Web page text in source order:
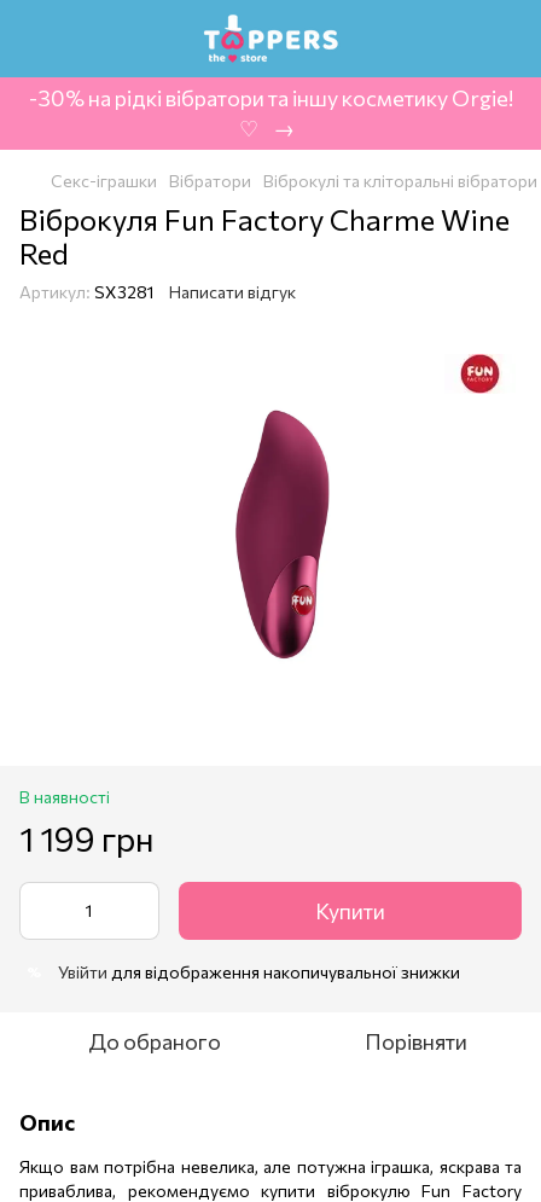
-30% на рідкі вібратори та іншу косметику Orgie!
‍ ♡ ‍ → ‍
Секс-іграшки Вібратори Віброкулі та кліторальні вібратори
Віброкуля Fun Factory Charme Wine
Red
Артикул: SX3281 Написати відгук
В наявності
1 199 грн
Купити
Увійти для відображення накопичувальної знижки
До обраного Порівняти
Опис
Якщо вам потрібна невелика, але потужна іграшка, яскрава та
приваблива, рекомендуємо купити віброкулю Fun Factory